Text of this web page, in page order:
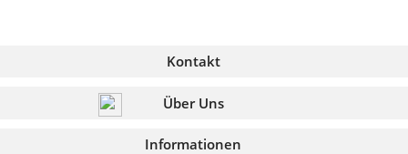
Kontakt
Über Uns
Informationen